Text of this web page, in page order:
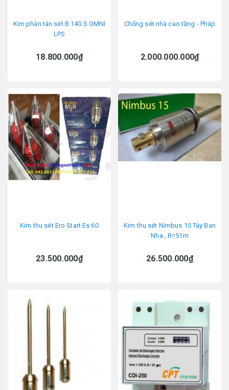
Kim phân tán sét B 140 S OMNI
LPS
18.800.000₫
Chống sét nhà cao tầng - Pháp
2.000.000.000₫
Kim thu sét Ero Start Es 60
23.500.000₫
Kim thu sét Nimbus 15 Tây Ban
Nha , R=51m
26.500.000₫